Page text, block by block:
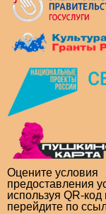
Оцените условия
предоставления
используя QR-код
перейдите по